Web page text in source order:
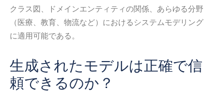
クラス図、ドメインエンティティの関係、あらゆる分野
（医療、教育、物流など）におけるシステムモデリング
に適用可能である。
生成されたモデルは正確で信
頼できるのか？